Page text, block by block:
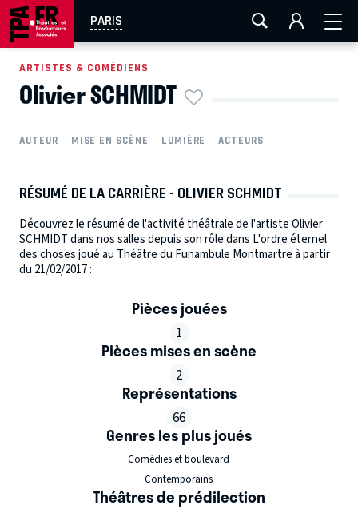
PARIS
AIX-MARSEILLE LA ROCHELLE
EN TOURNÉE
ARTISTES & COMÉDIENS
Olivier SCHMIDT
AUTEUR MISE EN SCÈNE LUMIÈRE ACTEURS
RÉSUMÉ DE LA CARRIÈRE - OLIVIER SCHMIDT
Découvrez le résumé de l'activité théâtrale de l'artiste Olivier
SCHMIDT dans nos salles depuis son rôle dans L'ordre éternel
des choses joué au Théâtre du Funambule Montmartre à partir
du 21/02/2017 :
Pièces jouées
1
Pièces mises en scène
2
Représentations
66
Genres les plus joués
Comédies et boulevard
Contemporains
Théâtres de prédilection